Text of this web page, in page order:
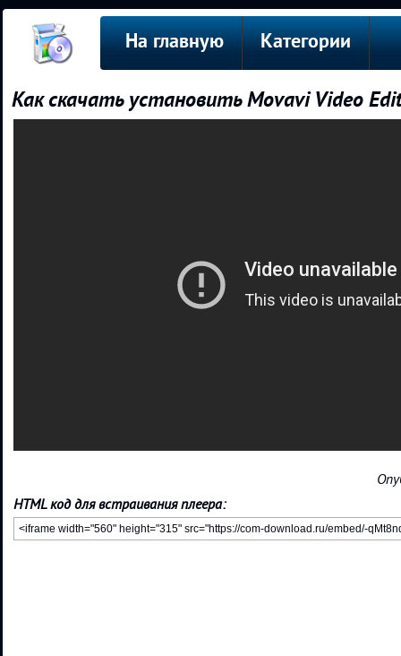
На главную Категории
Как скачать установить Movavi Video
HTML код для встраивания плеера: